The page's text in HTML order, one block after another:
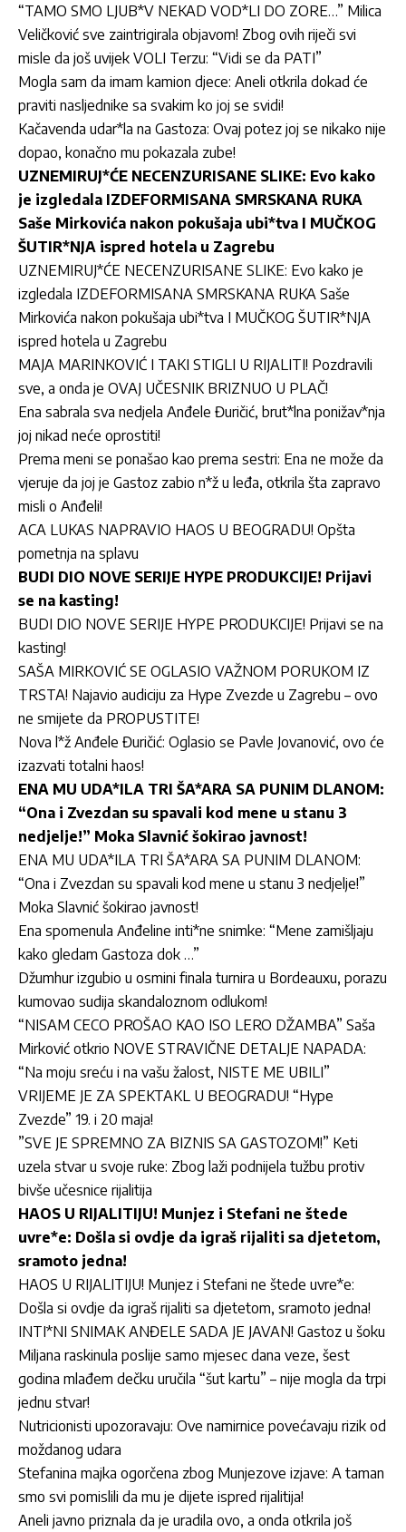
“TAMO SMO LJUB*V NEKAD VOD*LI DO ZORE…” Milica
Veličković sve zaintrigirala objavom! Zbog ovih riječi svi
misle da još uvijek VOLI Terzu: “Vidi se da PATI”
Mogla sam da imam kamion djece: Aneli otkrila dokad će
praviti nasljednike sa svakim ko joj se svidi!
Kačavenda udar*la na Gastoza: Ovaj potez joj se nikako nije
dopao, konačno mu pokazala zube!
UZNEMIRUJ*ĆE NECENZURISANE SLIKE: Evo kako
je izgledala IZDEFORMISANA SMRSKANA RUKA
Saše Mirkovića nakon pokušaja ubi*tva I MUČKOG
ŠUTIR*NJA ispred hotela u Zagrebu
UZNEMIRUJ*ĆE NECENZURISANE SLIKE: Evo kako je
izgledala IZDEFORMISANA SMRSKANA RUKA Saše
Mirkovića nakon pokušaja ubi*tva I MUČKOG ŠUTIR*NJA
ispred hotela u Zagrebu
MAJA MARINKOVIĆ I TAKI STIGLI U RIJALITI! Pozdravili
sve, a onda je OVAJ UČESNIK BRIZNUO U PLAČ!
Ena sabrala sva nedjela Anđele Đuričić, brut*lna ponižav*nja
joj nikad neće oprostiti!
Prema meni se ponašao kao prema sestri: Ena ne može da
vjeruje da joj je Gastoz zabio n*ž u leđa, otkrila šta zapravo
misli o Anđeli!
ACA LUKAS NAPRAVIO HAOS U BEOGRADU! Opšta
pometnja na splavu
BUDI DIO NOVE SERIJE HYPE PRODUKCIJE! Prijavi
se na kasting!
BUDI DIO NOVE SERIJE HYPE PRODUKCIJE! Prijavi se na
kasting!
SAŠA MIRKOVIĆ SE OGLASIO VAŽNOM PORUKOM IZ
TRSTA! Najavio audiciju za Hype Zvezde u Zagrebu – ovo
ne smijete da PROPUSTITE!
Nova l*ž Anđele Đuričić: Oglasio se Pavle Jovanović, ovo će
izazvati totalni haos!
ENA MU UDA*ILA TRI ŠA*ARA SA PUNIM DLANOM:
“Ona i Zvezdan su spavali kod mene u stanu 3
nedjelje!” Moka Slavnić šokirao javnost!
ENA MU UDA*ILA TRI ŠA*ARA SA PUNIM DLANOM:
“Ona i Zvezdan su spavali kod mene u stanu 3 nedjelje!”
Moka Slavnić šokirao javnost!
Ena spomenula Anđeline inti*ne snimke: “Mene zamišljaju
kako gledam Gastoza dok …”
Džumhur izgubio u osmini finala turnira u Bordeauxu, porazu
kumovao sudija skandaloznom odlukom!
“NISAM CECO PROŠAO KAO ISO LERO DŽAMBA” Saša
Mirković otkrio NOVE STRAVIČNE DETALJE NAPADA:
“Na moju sreću i na vašu žalost, NISTE ME UBILI”
VRIJEME JE ZA SPEKTAKL U BEOGRADU! “Hype
Zvezde” 19. i 20 maja!
”SVE JE SPREMNO ZA BIZNIS SA GASTOZOM!” Keti
uzela stvar u svoje ruke: Zbog laži podnijela tužbu protiv
bivše učesnice rijalitija
HAOS U RIJALITIJU! Munjez i Stefani ne štede
uvre*e: Došla si ovdje da igraš rijaliti sa djetetom,
sramoto jedna!
HAOS U RIJALITIJU! Munjez i Stefani ne štede uvre*e:
Došla si ovdje da igraš rijaliti sa djetetom, sramoto jedna!
INTI*NI SNIMAK ANĐELE SADA JE JAVAN! Gastoz u šoku
Miljana raskinula poslije samo mjesec dana veze, šest
godina mlađem dečku uručila “šut kartu” – nije mogla da trpi
jednu stvar!
Nutricionisti upozoravaju: Ove namirnice povećavaju rizik od
moždanog udara
Stefanina majka ogorčena zbog Munjezove izjave: A taman
smo svi pomislili da mu je dijete ispred rijalitija!
Aneli javno priznala da je uradila ovo, a onda otkrila još